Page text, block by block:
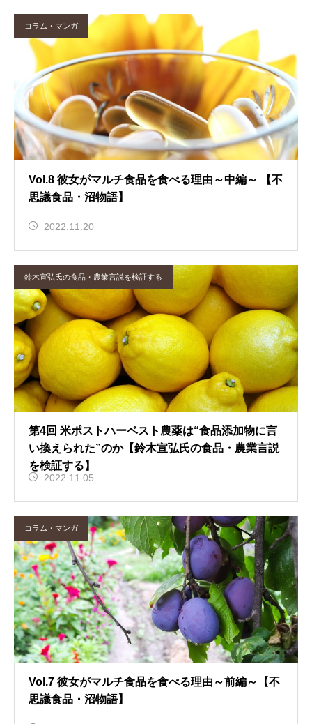
コラム・マンガ
Vol.8 彼女がマルチ食品を食べる理由～中編～ 【不
思議食品・沼物語】
2022.11.20
鈴木宣弘氏の食品・農業言説を検証する
第4回 米ポストハーベスト農薬は“食品添加物に言
い換えられた”のか【鈴木宣弘氏の食品・農業言説
を検証する】
2022.11.05
コラム・マンガ
Vol.7 彼女がマルチ食品を食べる理由～前編～【不
思議食品・沼物語】